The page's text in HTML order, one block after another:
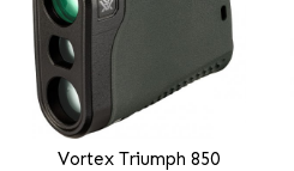
Vortex Triumph 850